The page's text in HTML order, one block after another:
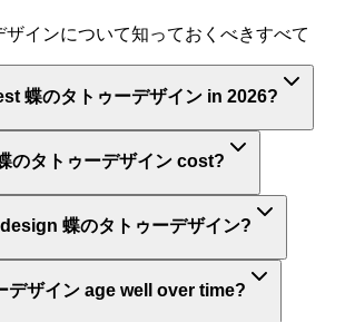
インについて知っておくべきすべて
蝶のタトゥーデザイン in 2026?
のタトゥーデザイン cost?
蝶のタトゥーデザイン?
デザイン age well over time?